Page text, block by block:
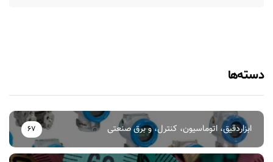
دسته‌ها
ابزاردقیق، اتوماسیون، کنترل، و برق صنعتی 67